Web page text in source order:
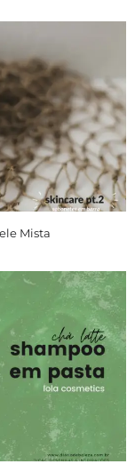
Mista